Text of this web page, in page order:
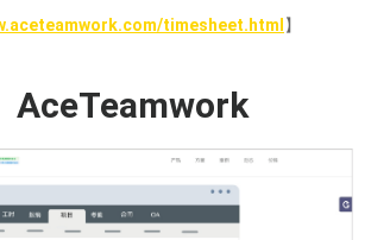
timesheet.html】
AceTeamwork